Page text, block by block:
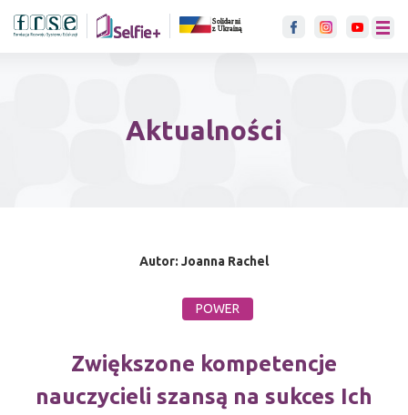
link otwiera się w nowje
menu
Aktualności
Autor: Joanna Rachel
POWER
Zwiększone kompetencje
nauczycieli szansą na sukces Ich